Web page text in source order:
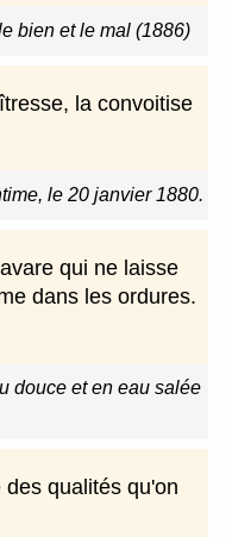
bien et le mal (1886)
la convoitise
le 20 janvier 1880.
qui ne laisse
dans les ordures.
douce et en eau salée
qualités qu'on